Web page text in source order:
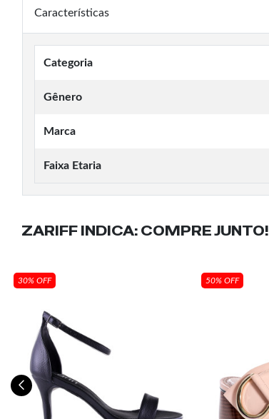
Características
Categoria
Gênero
Marca
Faixa Etaria
ZARIFF INDICA: COMPRE JUNTO!
30% OFF 50% OFF